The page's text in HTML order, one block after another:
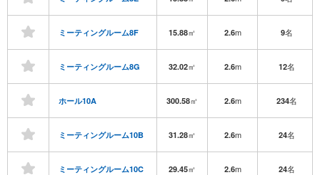
ミーティングルーム8F 15.88㎡ 2.6m 9名
ミーティングルーム8G 32.02㎡ 2.6m 12名
ホール10A 300.58㎡ 2.6m 234名
ミーティングルーム10B 31.28㎡ 2.6m 24名
ミーティングルーム10C 29.45㎡ 2.6m 24名